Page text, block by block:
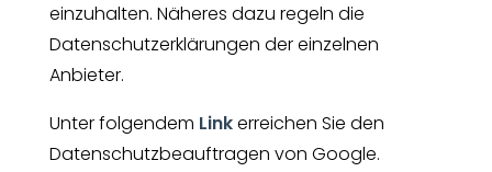
einzuhalten. Näheres dazu regeln die
Datenschutzerklärungen der einzelnen
Anbieter.
Unter folgendem Linkerreichen Sie den
Datenschutzbeauftragen von Google.